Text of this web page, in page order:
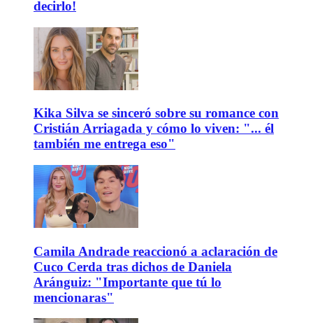
decirlo!
Kika Silva se sinceró sobre su romance con
Cristián Arriagada y cómo lo viven: "... él
también me entrega eso"
Camila Andrade reaccionó a aclaración de
Cuco Cerda tras dichos de Daniela
Aránguiz: "Importante que tú lo
mencionaras"